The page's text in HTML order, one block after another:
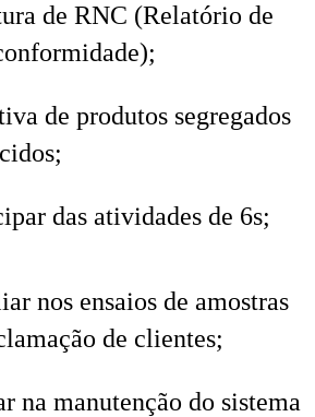
de RNC (Relatório de
de produtos segregados
das atividades de 6s;
nos ensaios de amostras
de clientes;
na manutenção do sistema